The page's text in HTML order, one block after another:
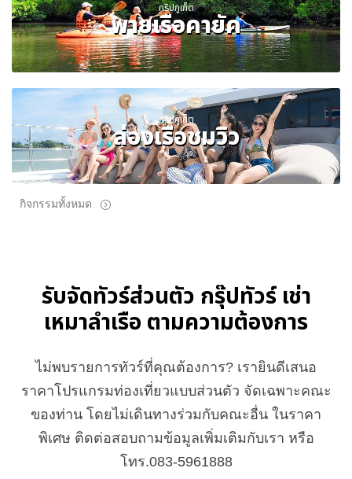
ทริปภูเก็ต
พายเรือคายัค
ทริปภูเก็ต
ล่องเรือชมวิว
กิจกรรมทั้งหมด
รับจัดทัวร์ส่วนตัว กรุ๊ปทัวร์ เช่า
เหมาลำเรือ ตามความต้องการ
ไม่พบรายการทัวร์ที่คุณต้องการ? เรายินดีเสนอ
ราคาโปรแกรมท่องเที่ยวแบบส่วนตัว จัดเฉพาะคณะ
ของท่าน โดยไม่เดินทางร่วมกับคณะอื่น ในราคา
พิเศษ ติดต่อสอบถามข้อมูลเพิ่มเติมกับเรา หรือ
โทร.083-5961888